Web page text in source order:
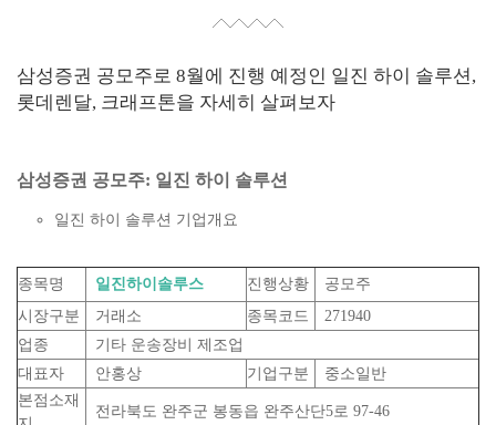
삼성증권 공모주로 8월에 진행 예정인 일진 하이 솔루션,
롯데렌달, 크래프톤을 자세히 살펴보자
삼성증권 공모주: 일진 하이 솔루션
일진 하이 솔루션 기업개요
종목명 일진하이솔루스 진행상황
공모주
시장구분
거래소 종목코드
271940
업종
기타 운송장비 제조업
대표자
안홍상 기업구분
중소일반
본점소재
전라북도 완주군 봉동읍 완주산단5로 97-46